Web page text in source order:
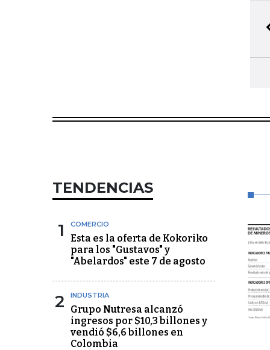
TENDENCIAS
1 COMERCIO
Esta es la oferta de Kokoriko
para los "Gustavos" y
"Abelardos" este 7 de agosto
2 INDUSTRIA
Grupo Nutresa alcanzó
ingresos por $10,3 billones y
vendió $6,6 billones en
Colombia